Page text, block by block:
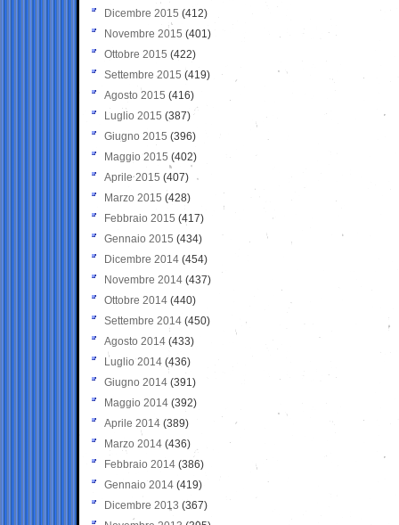
Dicembre 2015 (412)
Novembre 2015 (401)
Ottobre 2015 (422)
Settembre 2015 (419)
Agosto 2015 (416)
Luglio 2015 (387)
Giugno 2015 (396)
Maggio 2015 (402)
Aprile 2015 (407)
Marzo 2015 (428)
Febbraio 2015 (417)
Gennaio 2015 (434)
Dicembre 2014 (454)
Novembre 2014 (437)
Ottobre 2014 (440)
Settembre 2014 (450)
Agosto 2014 (433)
Luglio 2014 (436)
Giugno 2014 (391)
Maggio 2014 (392)
Aprile 2014 (389)
Marzo 2014 (436)
Febbraio 2014 (386)
Gennaio 2014 (419)
Dicembre 2013 (367)